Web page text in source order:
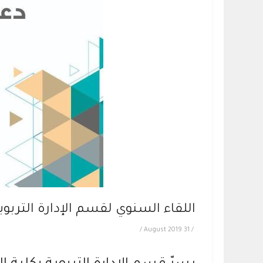
اللقاء السنوي لقسم الإدارة
/
31 August 2019
/